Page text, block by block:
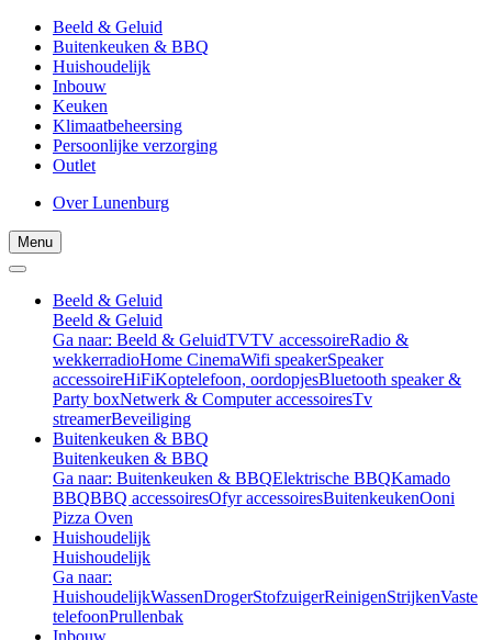
Beeld & Geluid
Buitenkeuken & BBQ
Huishoudelijk
Inbouw
Keuken
Klimaatbeheersing
Persoonlijke verzorging
Outlet
Over Lunenburg
Menu
Beeld & Geluid
Beeld & Geluid
Ga naar: Beeld & GeluidTVTV accessoireRadio &
wekkerradioHome CinemaWifi speakerSpeaker
accessoireHiFiKoptelefoon, oordopjesBluetooth speaker &
Party boxNetwerk & Computer accessoiresTv
streamerBeveiliging
Buitenkeuken & BBQ
Buitenkeuken & BBQ
Ga naar: Buitenkeuken & BBQElektrische BBQKamado
BBQBBQ accessoiresOfyr accessoiresBuitenkeukenOoni
Pizza Oven
Huishoudelijk
Huishoudelijk
Ga naar:
HuishoudelijkWassenDrogerStofzuigerReinigenStrijkenVaste
telefoonPrullenbak
Inbouw